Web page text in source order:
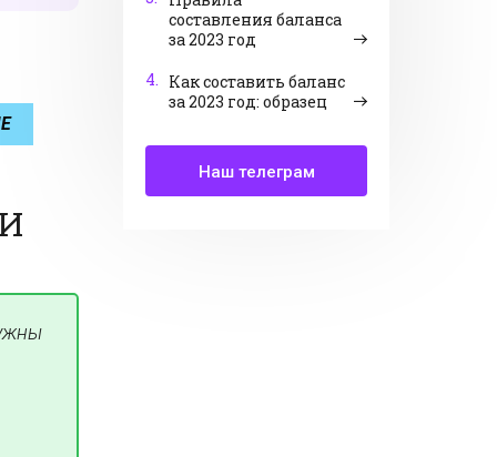
составления баланса
за 2023 год
4. Как составить баланс
за 2023 год: образец
Наш телеграм